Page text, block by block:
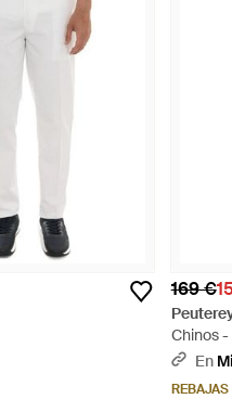
169 €
Chinos -
En
REBAJAS